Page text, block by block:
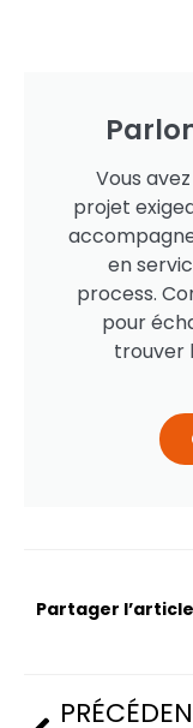
Vous
projet
en
process.
pour
trouver
Partager l’article